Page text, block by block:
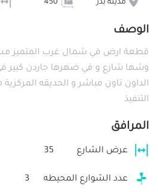
مدينة بدر
الوصف
وشها شارع و في ضهرها جاردن كبير
الداون تاون مباشر و الحديقه
التنفيذ
المرافق
عرض الشارع 35
عدد الشوارع المحيطه 3